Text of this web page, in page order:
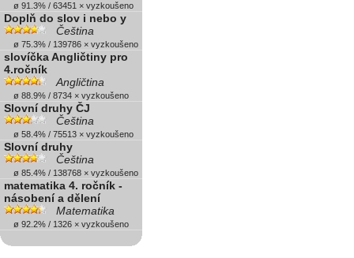
ø 91.3% / 63451 × vyzkoušeno
Doplň do slov i nebo y
Čeština
ø 75.3% / 139786 × vyzkoušeno
slovíčka Angličtiny pro
4.ročník
Angličtina
ø 88.9% / 8734 × vyzkoušeno
Slovní druhy ČJ
Čeština
ø 58.4% / 75513 × vyzkoušeno
Slovní druhy
Čeština
ø 85.4% / 138768 × vyzkoušeno
matematika 4. ročník -
násobení a dělení
Matematika
ø 92.2% / 1326 × vyzkoušeno